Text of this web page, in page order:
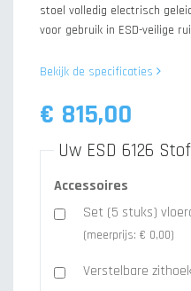
stoel volledig electrisch
voor gebruik in ESD-veilige
Bekijk de specificaties
€ 815,00
Uw ESD 6126
Accessoires
Set (5 stuks)
(meerprijs: € 0,00)
Verstelbare